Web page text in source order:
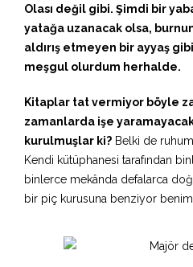
Olası değil gibi. Şimdi bir
yatağa uzanacak olsa,
aldırış etmeyen bir ayyaş
meşgul olurdum herhalde.
Kitaplar tat vermiyor böyle
zamanlarda işe
kurulmuşlar ki? Belki de
Kendi kütüphanesi tarafından
binlerce mekânda defalarca
bir piç kurusuna benziyor